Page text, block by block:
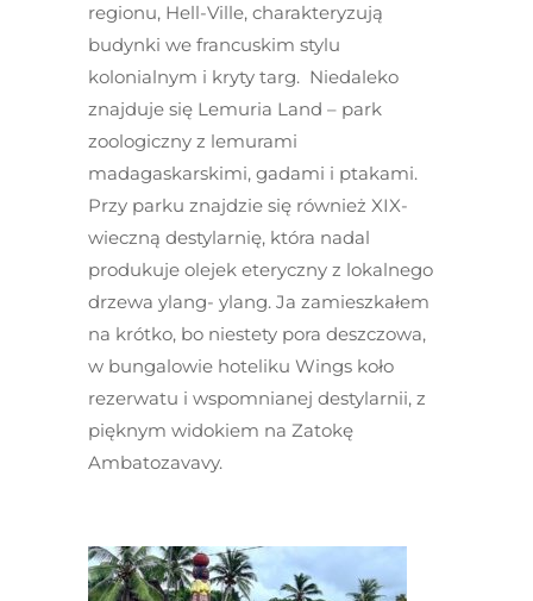
regionu, Hell-Ville, charakteryzują
budynki we francuskim stylu
kolonialnym i kryty targ. Niedaleko
znajduje się Lemuria Land – park
zoologiczny z lemurami
madagaskarskimi, gadami i ptakami.
Przy parku znajdzie się również XIX-
wieczną destylarnię, która nadal
produkuje olejek eteryczny z lokalnego
drzewa ylang- ylang. Ja zamieszkałem
na krótko, bo niestety pora deszczowa,
w bungalowie hoteliku Wings koło
rezerwatu i wspomnianej destylarnii, z
pięknym widokiem na Zatokę
Ambatozavavy.